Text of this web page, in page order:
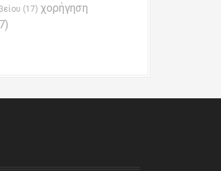
(17) χορήγηση